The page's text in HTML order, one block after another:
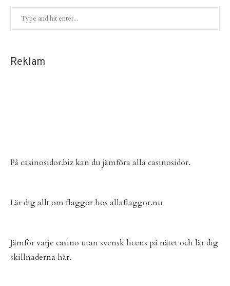
Reklam
På casinosidor.bizkan du jämföra alla casinosidor.
Lär dig allt om flaggor hos allaflaggor.nu
Jämför varje casino utan svensk licens på nätet och lär dig
skillnaderna här.